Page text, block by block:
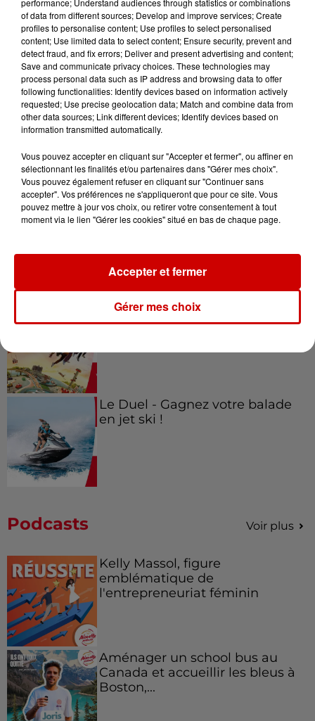
Duralex et la...
Jeux Voir plus
Gagnez vos places pour le
Festival du Roi Arthur 2026 !
Gagnez vos entrées pour le
Alouette vous invite à
Futuroscope Xperiences !
Le Duel - Gagnez votre balade
en jet ski !
Podcasts Voir plus
Kelly Massol, figure
emblématique de
l'entrepreneuriat féminin
Aménager un school bus au
Canada et accueillir les bleus à
Boston,...
performance; Understand audiences through statistics or combinations
of data from different sources; Develop and improve services; Create
profiles to personalise content; Use profiles to select personalised
content; Use limited data to select content; Ensure security, prevent and
detect fraud, and fix errors; Deliver and present advertising and content;
Save and communicate privacy choices. These technologies may
process personal data such as IP address and browsing data to offer
following functionalities: Identify devices based on information actively
requested; Use precise geolocation data; Match and combine data from
other data sources; Link different devices; Identify devices based on
information transmitted automatically.
Vous pouvez accepter en cliquant sur "Accepter et fermer", ou affiner en
sélectionnant les finalités et/ou partenaires dans "Gérer mes choix".
Vous pouvez également refuser en cliquant sur "Continuer sans
accepter". Vos préférences ne s'appliqueront que pour ce site. Vous
pouvez mettre à jour vos choix, ou retirer votre consentement à tout
moment via le lien "Gérer les cookies" situé en bas de chaque page.
Gérer mes choix
Accepter et fermer